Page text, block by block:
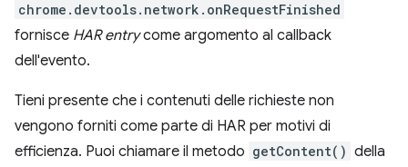
chrome.devtools.network.onRequestFinished
fornisce HAR entrycome argomento al callback
dell'evento.
Tieni presente che i contenuti delle richieste non
vengono forniti come parte di HAR per motivi di
efficienza. Puoi chiamare il metodo getContent() della